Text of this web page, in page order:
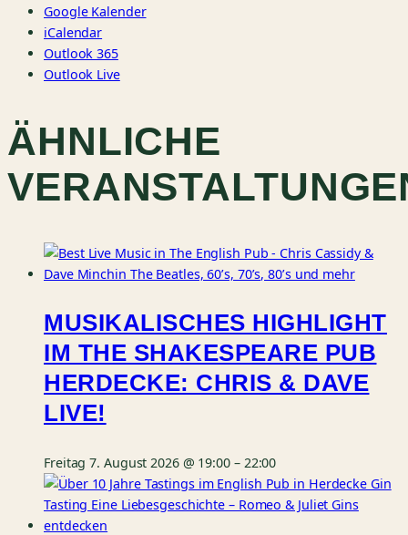
Google Kalender
iCalendar
Outlook 365
Outlook Live
ÄHNLICHE
MUSIKALISCHES HIGHLIGHT
IM THE SHAKESPEARE PUB
HERDECKE: CHRIS & DAVE
LIVE!
Freitag 7. August 2026 @ 19:00 – 22:00